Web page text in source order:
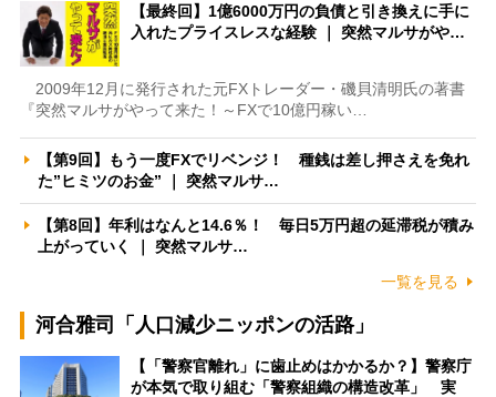
【最終回】1億6000万円の負債と引き換えに手に
入れたプライスレスな経験 ｜ 突然マルサがや…
2009年12月に発行された元FXトレーダー・磯貝清明氏の著書
『突然マルサがやって来た！～FXで10億円稼い…
【第9回】もう一度FXでリベンジ！ 種銭は差し押さえを免れ
た”ヒミツのお金” ｜ 突然マルサ…
【第8回】年利はなんと14.6％！ 毎日5万円超の延滞税が積み
上がっていく ｜ 突然マルサ…
一覧を見る
河合雅司「人口減少ニッポンの活路」
【「警察官離れ」に歯止めはかかるか？】警察庁
が本気で取り組む「警察組織の構造改革」 実